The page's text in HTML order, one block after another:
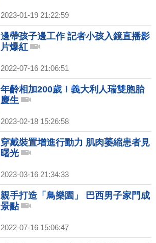
2023-01-19 21:22:59
邊帶孩子邊工作 記者小孩入鏡直播影
片爆紅
2022-07-16 21:06:51
年齡相加200歲！義大利人瑞雙胞胎
慶生
2023-02-18 15:26:58
穿戴裝置增進行動力 肌肉萎縮患者見
曙光
2023-03-16 21:34:33
親手打造「鳥樂園」 巴西男子家門成
景點
2022-07-16 15:06:47